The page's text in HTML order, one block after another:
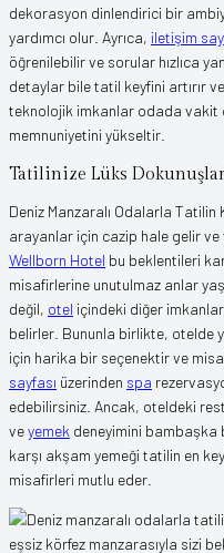
dekorasyon dinlendirici bir
yardımcı olur. Ayrıca, iletişim
öğrenilebilir ve sorular hızlıca
detaylar bile tatil keyfini artırır
teknolojik imkanlar odada vakit
memnuniyetini yükseltir.
Tatilinize Lüks Dokunuşlar
Deniz Manzaralı Odalarla Tatilin
arayanlar için cazip hale gelir
Wellborn Hotel bu beklentileri
misafirlerine unutulmaz anlar
değil, otel içindeki diğer
belirler. Bununla birlikte, otelde
için harika bir seçenektir ve
sayfası üzerinden spa
edebilirsiniz. Ancak, oteldeki
veyemek deneyimini bambaşka
karşı akşam yemeği tatilin en
misafirleri mutlu eder.